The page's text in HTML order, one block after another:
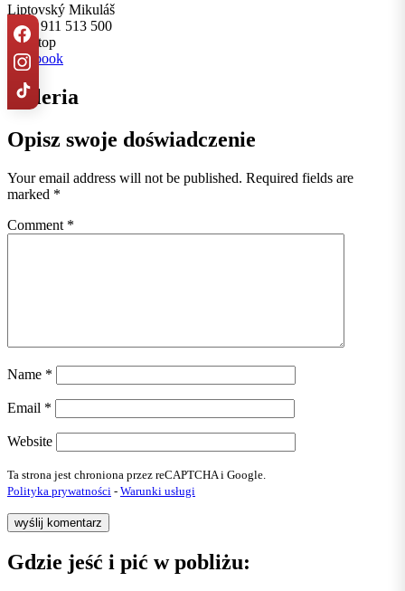
Liptovský Mikuláš
+421 911 513 500
Nonstop
Facebook
Galeria
Opisz swoje doświadczenie
Your email address will not be published. Required fields are
marked *
Comment *
Name *
Email *
Website
Ta strona jest chroniona przez reCAPTCHA i Google.
Polityka prywatności - Warunki usługi
Gdzie jeść i pić w pobliżu: